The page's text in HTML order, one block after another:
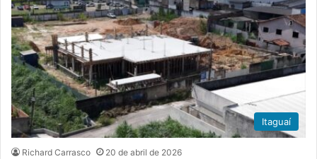
Itaguaí
Richard Carrasco 20 de abril de 2026